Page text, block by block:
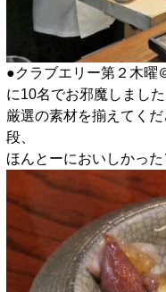
●クラブエリー第２木曜
に10名でお邪魔しました
厳選の素材を揃えてく
段、
ほんとーにおいしかっ